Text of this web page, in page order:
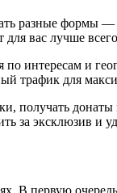
разные формы
вас лучше
интересам и
трафик для
получать
за эксклюзив и
В первую